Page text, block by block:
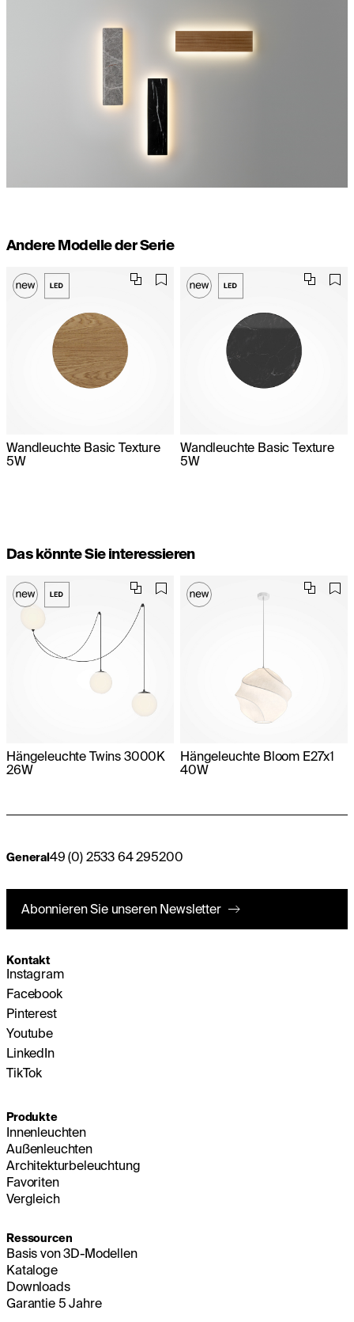
Andere Modelle der Serie
Wandleuchte Basic Texture
5W
Wandleuchte Basic Texture
5W
Das könnte Sie interessieren
Hängeleuchte Twins 3000K
26W
Hängeleuchte Bloom E27x1
40W
General 49 (0) 2533 64 295200
Abonnieren Sie unseren Newsletter
Kontakt
Instagram
Facebook
Pinterest
Youtube
LinkedIn
TikTok
Produkte
Innenleuchten
Außenleuchten
Architekturbeleuchtung
Favoriten
Vergleich
Ressourcen
Basis von 3D-Modellen
Kataloge
Downloads
Garantie 5 Jahre